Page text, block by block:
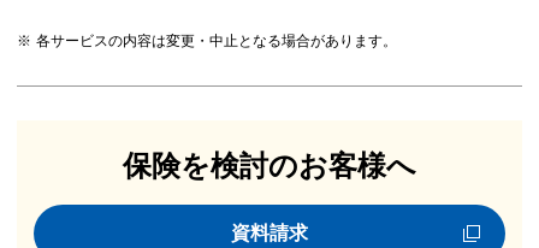
※ 各サービスの内容は変更・中止となる場合があります。
保険を検討のお客様へ
資料請求